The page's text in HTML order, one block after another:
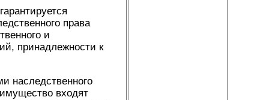
права
и
принадлежности к
наследственного
входят